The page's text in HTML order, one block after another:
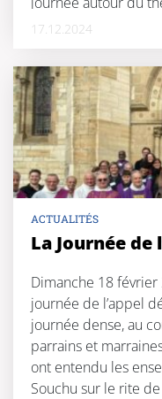
sommet de la vie
17.12.2024
ACTUALITÉS
La Journée de
Dimanche 18
journée de l’appel
journée dense, au
parrains et
ont entendu les
Souchu sur le rite